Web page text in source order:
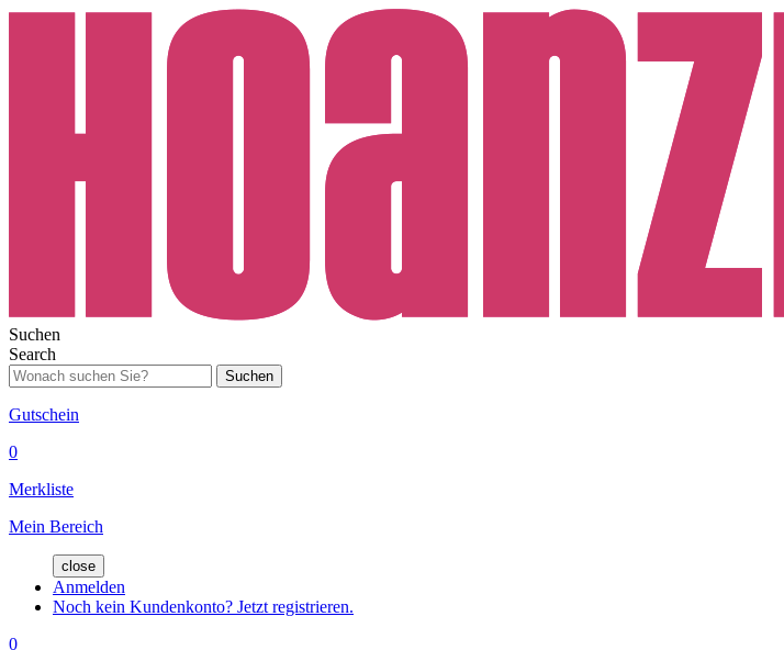
Suchen
Search
Suchen
Gutschein
0
Merkliste
Mein Bereich
close
Anmelden
Noch kein Kundenkonto? Jetzt registrieren.
0